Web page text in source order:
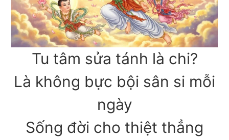
Tu tâm sửa tánh là chi?
Là không bực bội sân si mỗi
ngày
Sống đời cho thiệt thẳng